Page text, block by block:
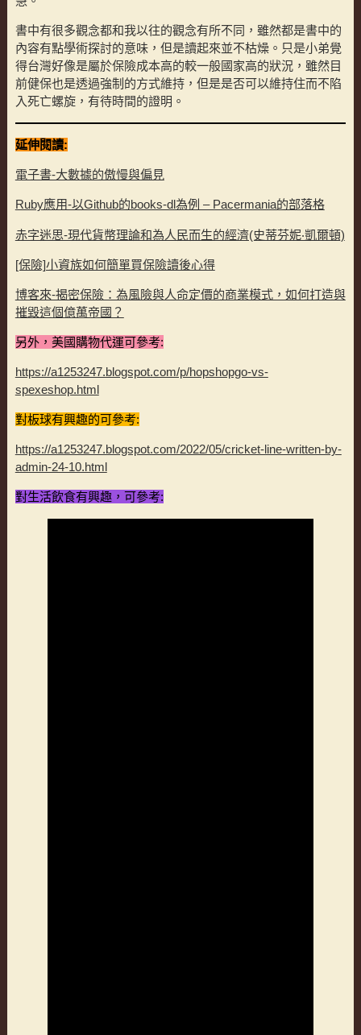
書中有很多觀念都和我以往的觀念有所不同，雖然都是書中的
內容有點學術探討的意味，但是讀起來並不枯燥。只是小弟覺
得台灣好像是屬於保險成本高的較一般國家高的狀況，雖然目
前健保也是透過強制的方式維持，但是是否可以維持住而不陷
入死亡螺旋，有待時間的證明。
延伸閱讀:
電子書-大數據的傲慢與偏見
Ruby應用-以Github的books-dl為例 – Pacermania的部落格
赤字迷思-現代貨幣理論和為人民而生的經濟(史蒂芬妮‧凱爾頓)
[保險]小資族如何簡單買保險讀後心得
博客來-揭密保險：為風險與人命定價的商業模式，如何打造與
摧毀這個億萬帝國？
另外，美國購物代運可參考:
https://a1253247.blogspot.com/p/hopshopgo-vs-
spexeshop.html
對板球有興趣的可參考:
https://a1253247.blogspot.com/2022/05/cricket-line-written-by-
admin-24-10.html
對生活飲食有興趣，可參考: